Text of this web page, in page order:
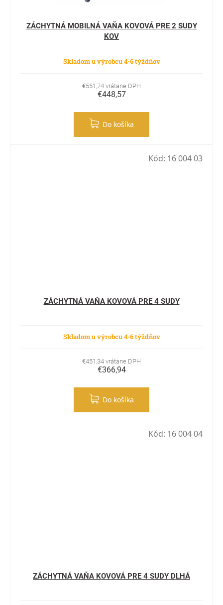
ZÁCHYTNÁ MOBILNÁ VAŇA KOVOVÁ PRE 2 SUDY
KOV
Skladom u výrobcu 4-6 týždňov
€551,74 vrátane DPH
€448,57
Do košíka
ZÁCHYTNÁ VAŇA KOVOVÁ PRE 4 SUDY
Skladom u výrobcu 4-6 týždňov
€451,34 vrátane DPH
€366,94
Do košíka
Kód: 16 004 03
ZÁCHYTNÁ VAŇA KOVOVÁ PRE 4 SUDY DLHÁ
Kód: 16 004 04